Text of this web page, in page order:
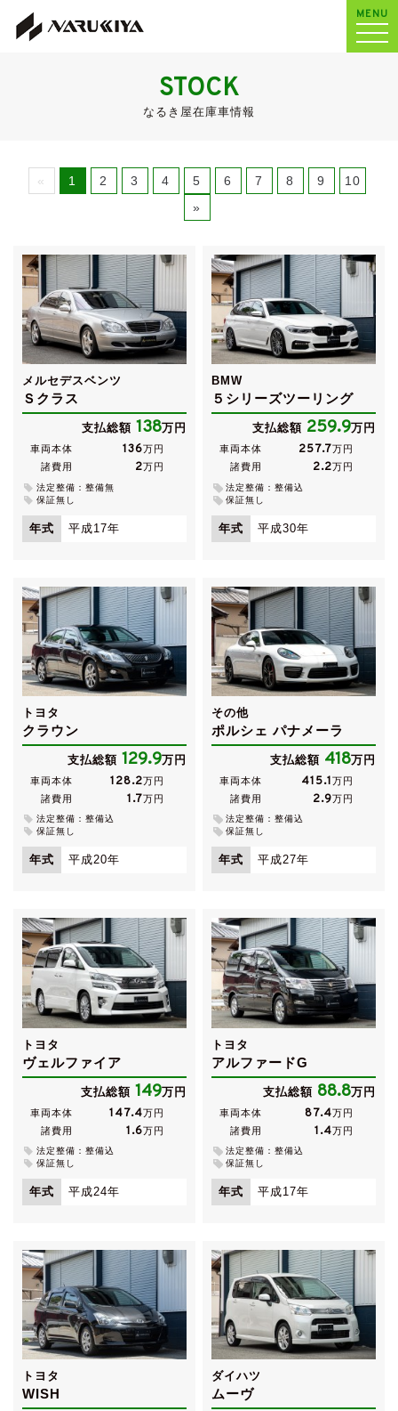
MENU
STOCK
なるき屋在庫車情報
« 1 2 3 4 5 6 7 8 9
10
»
メルセデスベンツ
Ｓクラス
支払総額 138万円
車両本体 136万円
諸費用
2万円
法定整備：整備無
保証無し
年式 平成17年
BMW
５シリーズツーリング
支払総額 259.9万円
車両本体 257.7万円
諸費用
2.2万円
法定整備：整備込
保証無し
年式 平成30年
トヨタ
クラウン
支払総額 129.9万円
車両本体 128.2万円
諸費用
1.7万円
法定整備：整備込
保証無し
年式 平成20年
その他
ポルシェ パナメーラ
支払総額 418万円
車両本体 415.1万円
諸費用
2.9万円
法定整備：整備込
保証無し
年式 平成27年
トヨタ
ヴェルファイア
支払総額 149万円
車両本体 147.4万円
諸費用
1.6万円
法定整備：整備込
保証無し
年式 平成24年
トヨタ
アルファードG
支払総額 88.8万円
車両本体 87.4万円
諸費用
1.4万円
法定整備：整備込
保証無し
年式 平成17年
トヨタ
WISH
ダイハツ
ムーヴ